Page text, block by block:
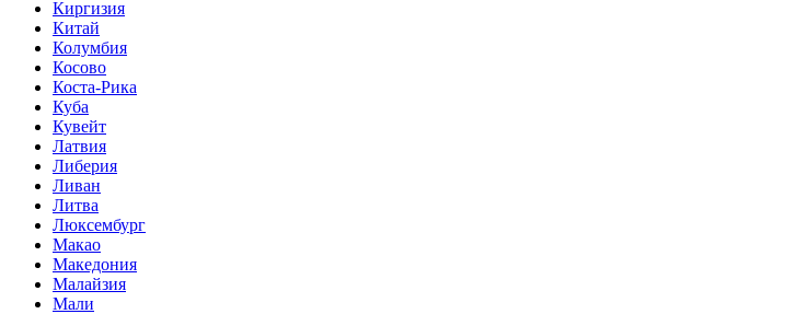
Киргизия
Китай
Колумбия
Косово
Коста-Рика
Куба
Кувейт
Латвия
Либерия
Ливан
Литва
Люксембург
Макао
Македония
Малайзия
Мали